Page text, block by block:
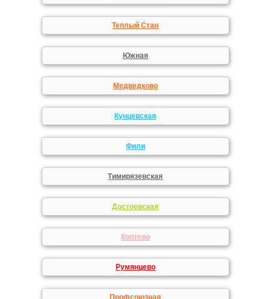
Теплый Стан
Южная
Медведково
Кунцевская
Фили
Тимирязевская
Достоевская
Коптево
Румянцево
Профсоюзная